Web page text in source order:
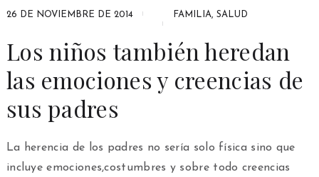
26 DE NOVIEMBRE DE 2014 FAMILIA, SALUD
Los niños también heredan
las emociones y creencias de
sus padres
La herencia de los padres no sería solo física sino que
incluye emociones,costumbres y sobre todo creencias